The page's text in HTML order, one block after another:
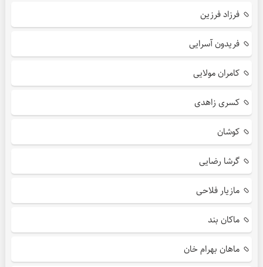
فرزاد فرزین
فریدون آسرایی
کامران مولایی
کسری زاهدی
کوشان
گرشا رضایی
مازیار فلاحی
ماکان بند
ماهان بهرام خان